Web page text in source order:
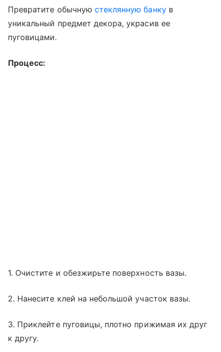
Превратите обычную стеклянную банкув
уникальный предмет декора, украсив ее
пуговицами.
Процесс:
1. Очистите и обезжирьте поверхность вазы.
2. Нанесите клей на небольшой участок вазы.
3. Приклейте пуговицы, плотно прижимая их друг
к другу.